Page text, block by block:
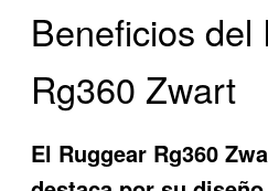
Beneficios del
Rg360 Zwart
El Ruggear Rg360